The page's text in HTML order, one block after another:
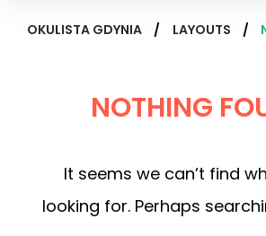
OKULISTA GDYNIA / LAYOUTS /
NOTHING
It seems we can’t find
looking for. Perhaps